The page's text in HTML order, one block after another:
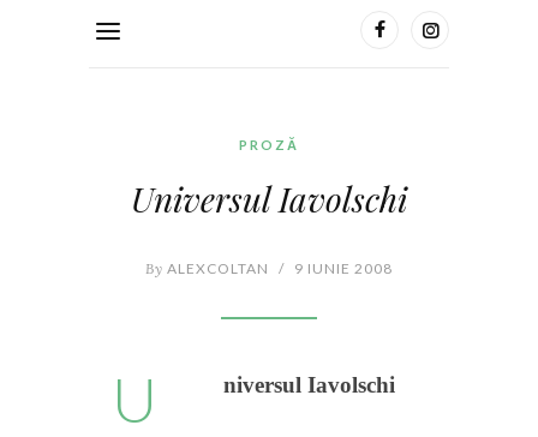
PROZĂ
Universul Iavolschi
By ALEXCOLTAN / 9 IUNIE 2008
U niversul Iavolschi